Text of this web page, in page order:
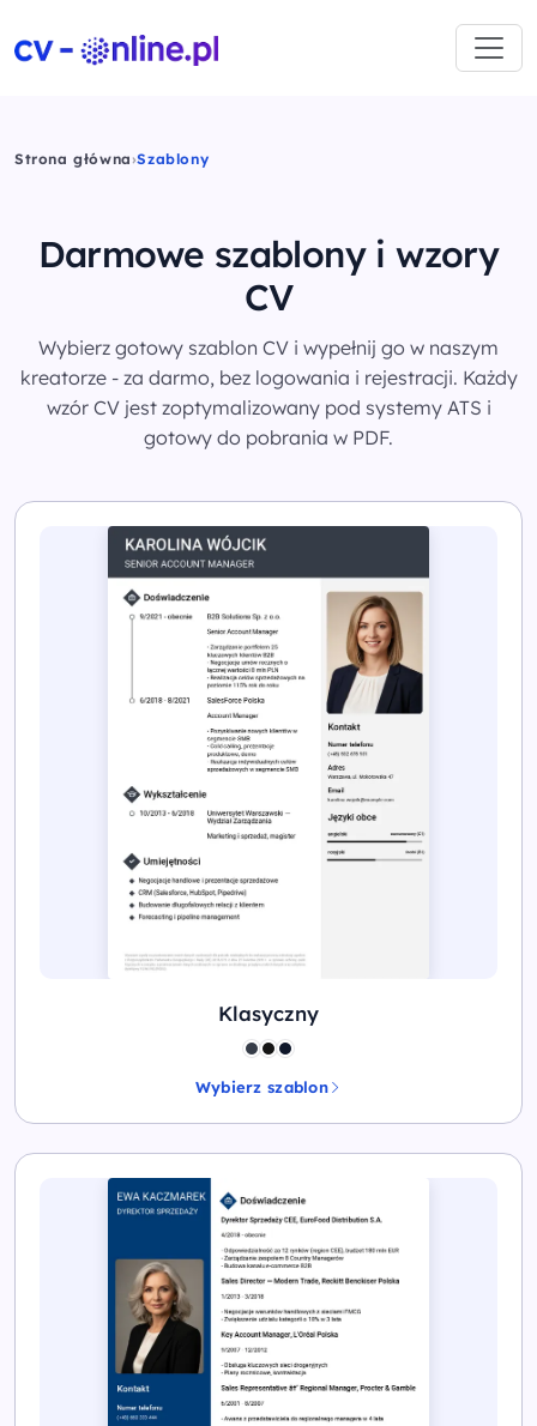
Strona główna›Szablony
Darmowe szablony i wzory
CV
Wybierz gotowy szablon CV i wypełnij go w naszym
kreatorze - za darmo, bez logowania i rejestracji. Każdy
wzór CV jest zoptymalizowany pod systemy ATS i
gotowy do pobrania w PDF.
Klasyczny
Wybierz szablon